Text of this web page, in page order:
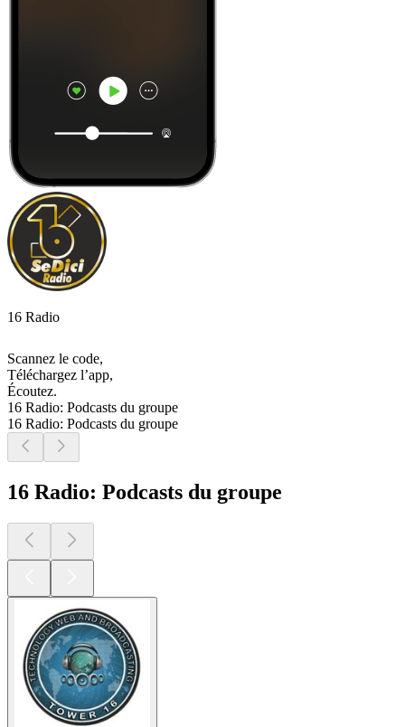
16 Radio
Scannez le code,
Téléchargez l’app,
Écoutez.
16 Radio: Podcasts du groupe
16 Radio: Podcasts du groupe
16 Radio: Podcasts du groupe